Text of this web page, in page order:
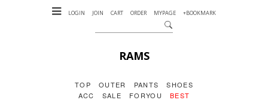
LOGIN JOIN CART ORDER MYPAGE +BOOKMARK
RAMS
TOP OUTER PANTS
SHOES
ACC
SALE FORYOU BEST